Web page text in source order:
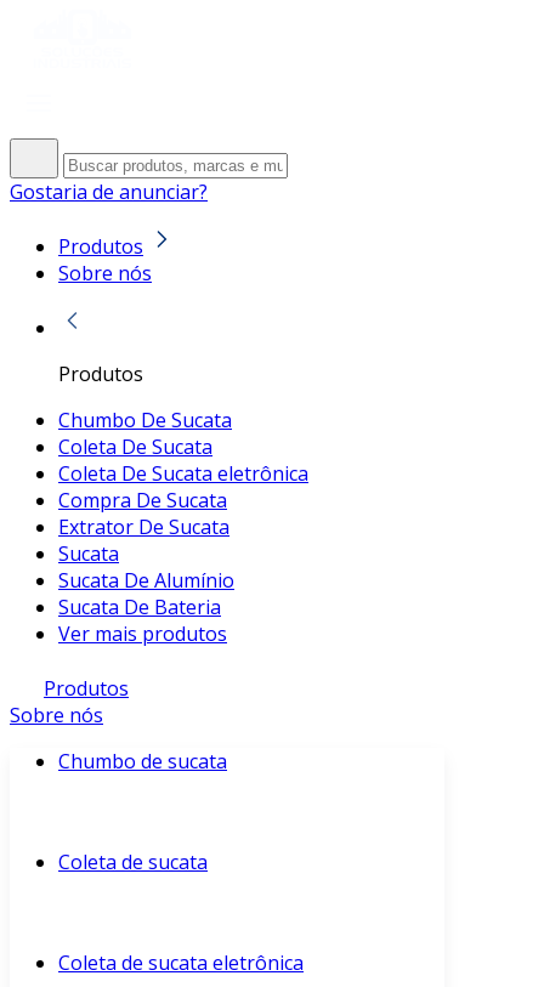
Gostaria de anunciar?
Produtos
Sobre nós
Produtos
Chumbo De Sucata
Coleta De Sucata
Coleta De Sucata eletrônica
Compra De Sucata
Extrator De Sucata
Sucata
Sucata De Alumínio
Sucata De Bateria
Ver mais produtos
Produtos
Sobre nós
Chumbo de sucata
Coleta de sucata
Coleta de sucata eletrônica